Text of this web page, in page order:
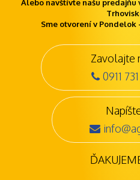
Alebo navštívte našu predajňu
Sme otvorení v Pondelok
Zavolajte
0911